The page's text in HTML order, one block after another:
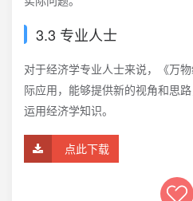
3.3 专业人士
对于经济学专业人士来说，《万
际应用，能够提供新的视角和思
运用经济学知识。
点此下载